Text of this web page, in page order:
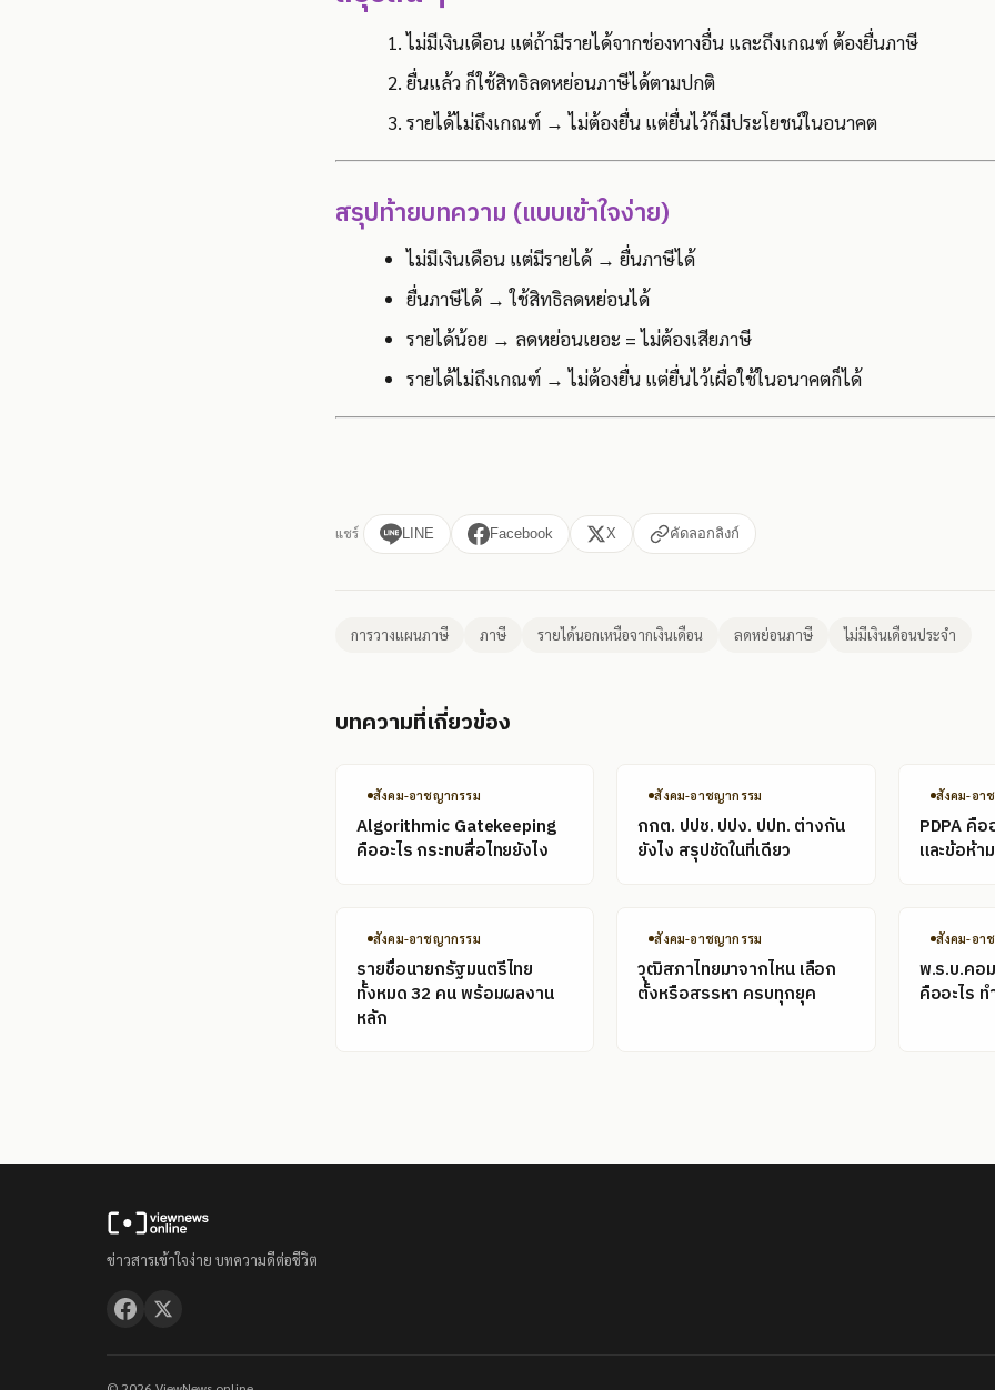
ไม่มีเงินเดือน แต่ถ้ามีรายได้จากช่องทางอื่น และถึงเกณฑ์ ต้องยื่นภาษี
ยื่นแล้ว ก็ใช้สิทธิลดหย่อนภาษีได้ตามปกติ
รายได้ไม่ถึงเกณฑ์ → ไม่ต้องยื่น แต่ยื่นไว้ก็มีประโยชน์ในอนาคต
สรุปท้ายบทความ (แบบเข้าใจง่าย)
ไม่มีเงินเดือน แต่มีรายได้ → ยื่นภาษีได้
ยื่นภาษีได้ → ใช้สิทธิลดหย่อนได้
รายได้น้อย → ลดหย่อนเยอะ = ไม่ต้องเสียภาษี
รายได้ไม่ถึงเกณฑ์ → ไม่ต้องยื่น แต่ยื่นไว้เผื่อใช้ในอนาคตก็ได้
แชร์ LINE Facebook X คัดลอกลิงก์
การวางแผนภาษี ภาษี รายได้นอกเหนือจากเงินเดือน ลดหย่อนภาษี ไม่มีเงินเดือนประจำ
บทความที่เกี่ยวข้อง
สังคม-อาชญากรรม
Algorithmic Gatekeeping
คืออะไร กระทบสื่อไทยยังไง
สังคม-อาชญากรรม
กกต. ปปช. ปปง. ปปท. ต่างกัน
ยังไง สรุปชัดในที่เดียว
สังคม-อา
PDPA คือ
และข้อห้า
สังคม-อาชญากรรม
รายชื่อนายกรัฐมนตรีไทย
ทั้งหมด 32 คน พร้อมผลงาน
หลัก
สังคม-อาชญากรรม
วุฒิสภาไทยมาจากไหน เลือก
ตั้งหรือสรรหา ครบทุกยุค
สังคม-อา
พ.ร.บ.คอ
คืออะไร
ข่าวสารเข้าใจง่าย บทความดีต่อชีวิต